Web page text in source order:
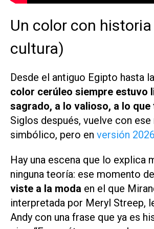
Un color con
cultura)
Desde el antiguo Egipto hasta
color cerúleo siempre estuvo
sagrado, a lo valioso, a lo
Siglos después, vuelve con
simbólico, pero en versión 2026
Hay una escena que lo explica
ninguna teoría: ese momento de
viste a la moda en el que
interpretada por Meryl Streep,
Andy con una frase que ya es